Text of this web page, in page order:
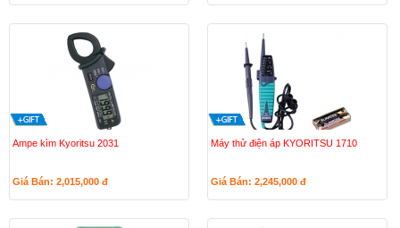
Ampe kìm Kyoritsu 2031
Giá Bán: 2,015,000 đ
Máy thử điện áp KYORITSU 1710
Giá Bán: 2,245,000 đ